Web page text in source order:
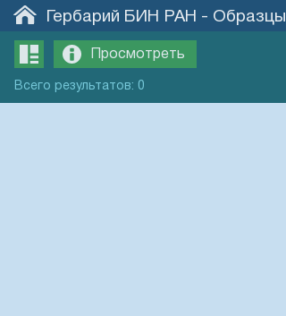
Гербарий БИН РАН - Образцы
Просмотреть
Всего результатов: 0